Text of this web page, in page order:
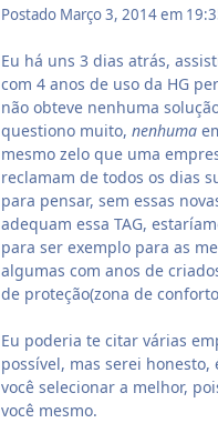
Postado Março 3, 2014 em
Eu há uns 3 dias atrás,
com 4 anos de uso da HG
não obteve nenhuma
questiono muito, nenhuma
mesmo zelo que uma
reclamam de todos os dias
para pensar, sem essas
adequam essa TAG,
para ser exemplo para as
algumas com anos de
de proteção(zona de
Eu poderia te citar várias
possível, mas serei
você selecionar a melhor,
você mesmo.